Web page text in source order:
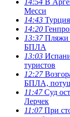
Месси
14:43
14:20
13:37Пляжи
БПЛА
13:03
туристов
12:27
БПЛА,
11:47Суд
Лерчек
11:07При